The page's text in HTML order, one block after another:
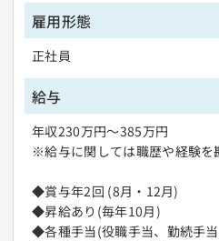
雇用形態
正社員
給与
年収230万円～385万円
※給与に関しては職歴や経験を
◆賞与年2回 (8月・12月)
◆昇給あり(毎年10月)
◆各種手当(役職手当、勤続手